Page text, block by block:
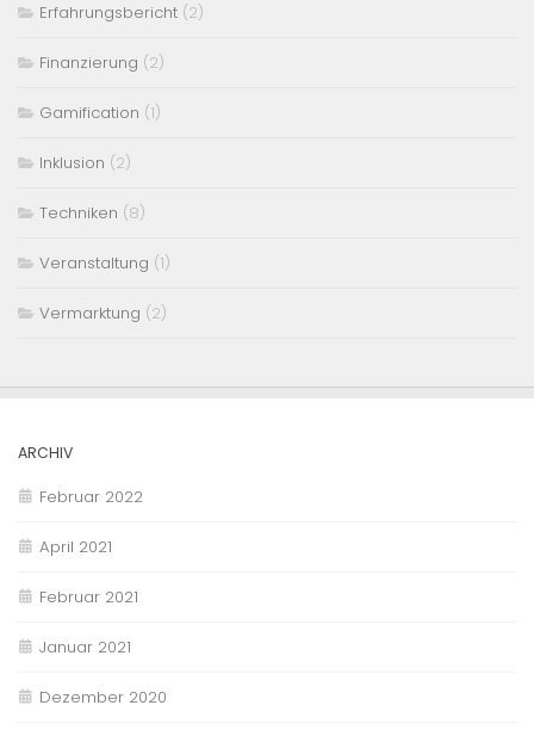
Erfahrungsbericht (2)
Finanzierung (2)
Gamification (1)
Inklusion (2)
Techniken (8)
Veranstaltung (1)
Vermarktung (2)
ARCHIV
Februar 2022
April 2021
Februar 2021
Januar 2021
Dezember 2020